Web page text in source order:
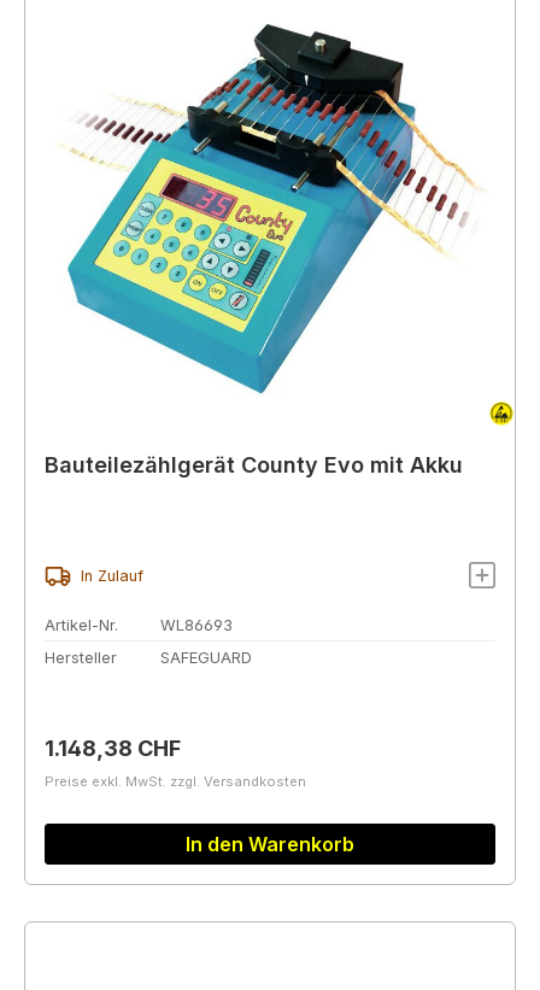
Bauteilezählgerät County Evo mit Akku
In Zulauf
Artikel-Nr.
WL86693
Hersteller
SAFEGUARD
Regulärer Preis:
1.148,38 CHF
Preise exkl. MwSt. zzgl. Versandkosten
In den Warenkorb